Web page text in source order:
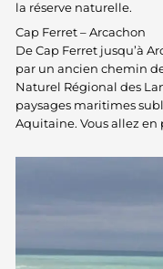
la réserve naturelle.
Cap Ferret – Arcachon
De Cap Ferret jusqu’à
par un ancien chemin
Naturel Régional des
paysages maritimes
Aquitaine. Vous allez en